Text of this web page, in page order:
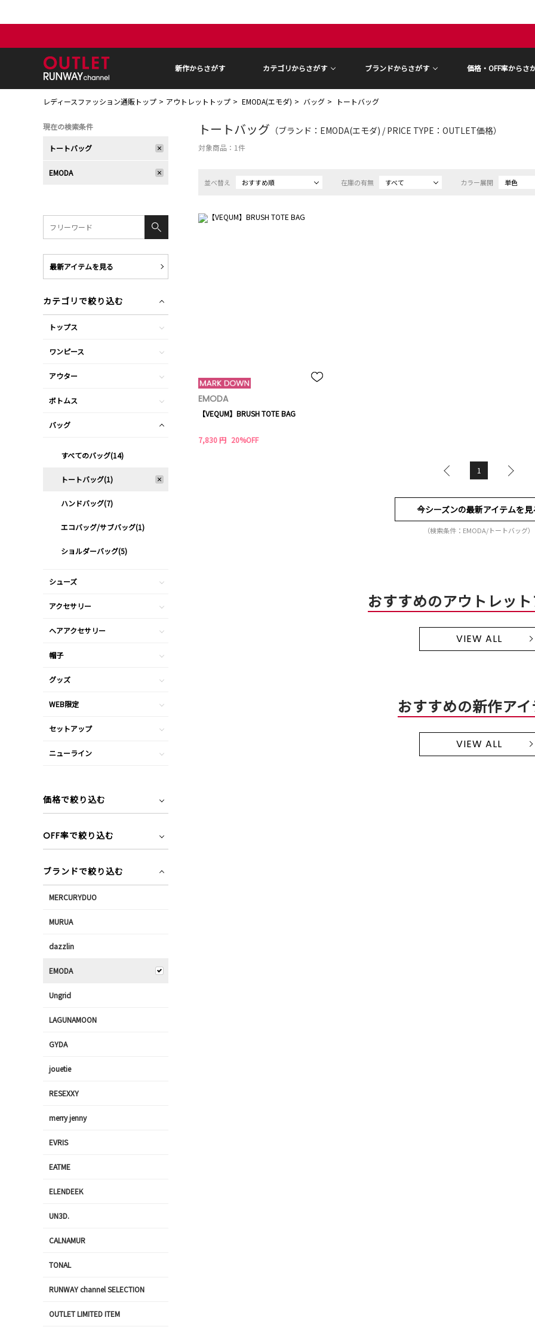
新作からさがす カテゴリからさがす ブランドからさがす 価格・OFF率からさ
レディースファッション通販トップ アウトレットトップ EMODA(エモダ) バッグ トートバッグ
トートバッグ （ブランド：EMODA(エモダ) / PRICE TYPE：OUTLET価格）
対象商品： 1件
並べ替え おすすめ順 在庫の有無 すべて カラー展開 単色
EMODA
【VEQUM】BRUSH TOTE BAG
7,830 円 20%OFF
1
今シーズンの最新アイテムを見
（検索条件：EMODA/トートバッグ）
おすすめのアウトレッ
VIEW ALL
おすすめの新作ア
VIEW ALL
現在の検索条件
トートバッグ
EMODA
最新アイテムを見る
カテゴリで絞り込む
トップス
ワンピース
アウター
ボトムス
バッグ
すべてのバッグ(14)
トートバッグ(1)
ハンドバッグ(7)
エコバッグ/サブバッグ(1)
ショルダーバッグ(5)
シューズ
アクセサリー
ヘアアクセサリー
帽子
グッズ
WEB限定
セットアップ
ニューライン
価格で絞り込む
OFF率で絞り込む
ブランドで絞り込む
MERCURYDUO
MURUA
dazzlin
EMODA
Ungrid
LAGUNAMOON
GYDA
jouetie
RESEXXY
merry jenny
EVRIS
EATME
ELENDEEK
UN3D.
CALNAMUR
TONAL
RUNWAY channel SELECTION
OUTLET LIMITED ITEM